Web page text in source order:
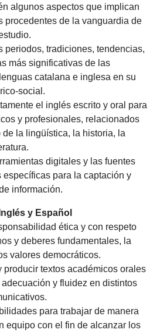
algunos aspectos que implican
procedentes de la vanguardia de
periodos, tradiciones, tendencias,
más significativas de las
catalana e inglesa en su
social.
el inglés escrito y oral para
y profesionales, relacionados
de la lingüística, la historia, la
digitales y las fuentes
específicas para la captación y
información.
y Español
ética y con respeto
y deberes fundamentales, la
valores democráticos.
producir textos académicos orales
y fluidez en distintos
para trabajar de manera
equipo con el fin de alcanzar los